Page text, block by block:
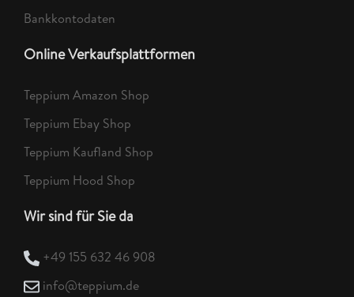
Bankkontodaten
Online Verkaufsplattformen
Teppium Amazon Shop
Teppium Ebay Shop
Teppium Kaufland Shop
Teppium Hood Shop
Wir sind für Sie da
+49 155 632 46 908
info@teppium.de